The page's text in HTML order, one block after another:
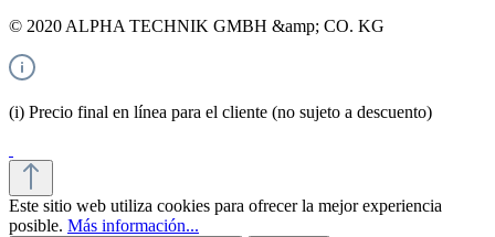
© 2020 ALPHA TECHNIK GMBH &amp; CO. KG
(i) Precio final en línea para el cliente (no sujeto a descuento)
Este sitio web utiliza cookies para ofrecer la mejor experiencia
posible. Más información...